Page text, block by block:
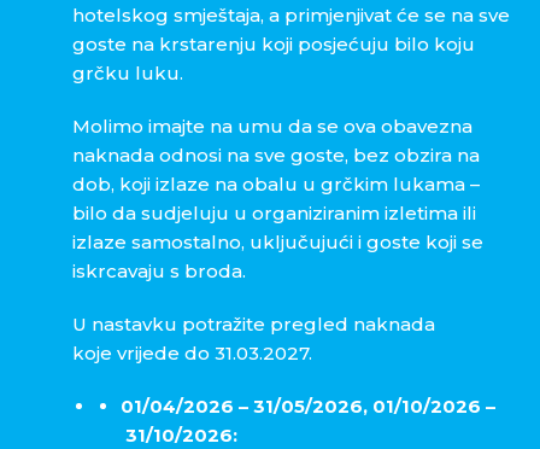
hotelskog smještaja, a primjenjivat će se na sve
goste na krstarenju koji posjećuju bilo koju
grčku luku.
Molimo imajte na umu da se ova obavezna
naknada odnosi na sve goste, bez obzira na
dob, koji izlaze na obalu u grčkim lukama –
bilo da sudjeluju u organiziranim izletima ili
izlaze samostalno, uključujući i goste koji se
iskrcavaju s broda.
U nastavku potražite pregled naknada
koje vrijede do 31.03.2027.
01/04/2026 – 31/05/2026, 01/10/2026 –
31/10/2026: